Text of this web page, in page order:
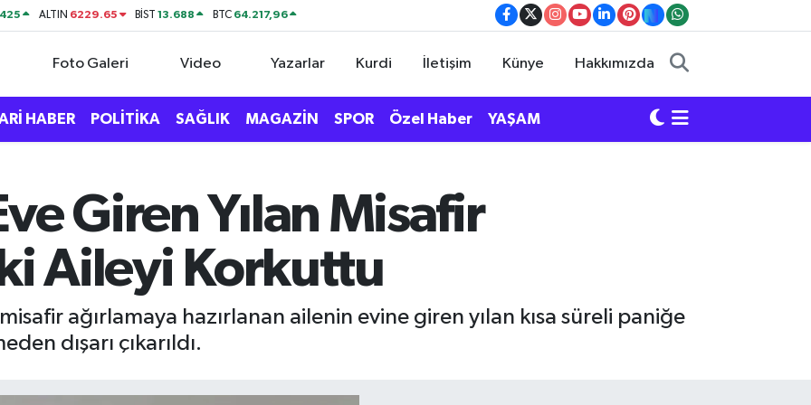
ALTIN 6229.65 BİST13.688 BTC 64.217,96
Foto Galeri Video Yazarlar Kurdi İletişim Künye Hakkımızda
HABER POLİTİKA SAĞLIK MAGAZİN SPOR Özel Haber YAŞAM
Giren Yılan Misafir
Aileyi Korkuttu
ağırlamaya hazırlanan ailenin evine giren yılan kısa süreli paniğe
dışarı çıkarıldı.